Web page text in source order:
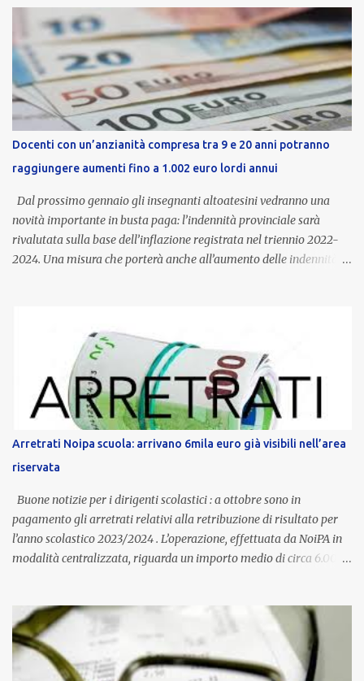
Docenti con un’anzianità compresa tra 9 e 20 anni potranno
raggiungere aumenti fino a 1.002 euro lordi annui
Dal prossimo gennaio gli insegnanti altoatesini vedranno una
novità importante in busta paga: l’indennità provinciale sarà
rivalutata sulla base dell’inflazione registrata nel triennio 2022-
2024. Una misura che porterà anche all’aumento delle indennità di
dedicato alle donne vittime di violenza di genere, in linea con la
normativa nazionale e con l’obiettivo di offrire maggiore tutela e
supporto in situazioni delicate. L’indennità provinciale per i docenti
è un unicum in Italia: si tratta di una misura esclusiva della
Provincia autonoma di Bolzano, che integra in maniera stabile lo
stipendio nazionale grazie alle prerogative garantite
dall’autonomia locale. Non è un bonus temporaneo né un
compenso accessorio, ma una voce strutturale di retribuzione,
aggiornata periodicamente in base al cost...
Arretrati Noipa scuola: arrivano 6mila euro già visibili nell’area
riservata
Buone notizie per i dirigenti scolastici : a ottobre sono in
pagamento gli arretrati relativi alla retribuzione di risultato per
l’anno scolastico 2023/2024 . L’operazione, effettuata da NoiPA in
modalità centralizzata, riguarda un importo medio di circa 6.000
ordinaria di ottobre . Cos’è la retribuzione di risultato La
retribuzione di risultato rappresenta la parte variabile dello
stipendio dei dirigenti scolastici. Viene corrisposta per valorizzare
la qualità dell’attività svolta, la gestione delle risorse e il